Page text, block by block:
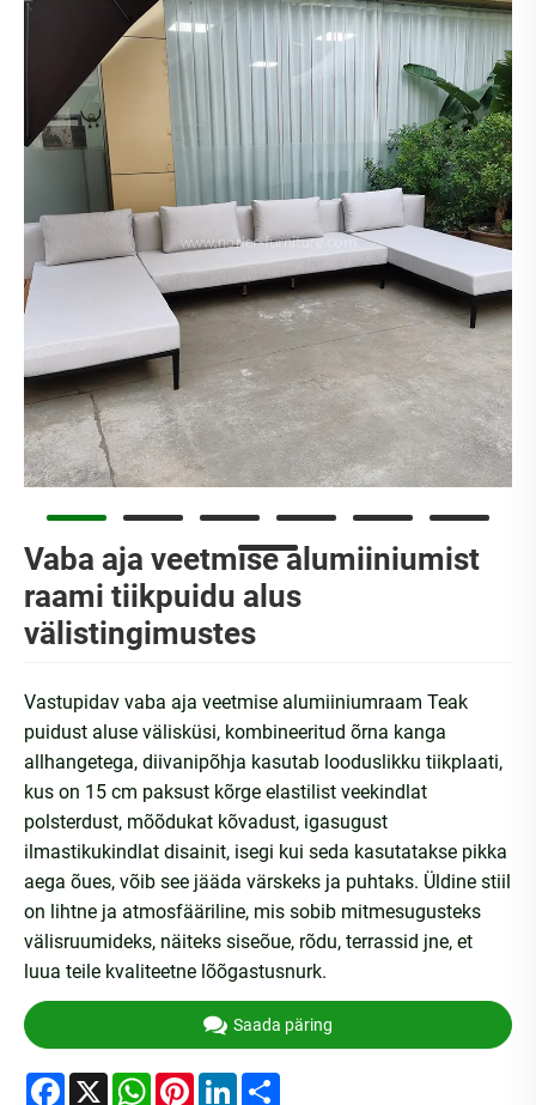
Vaba aja veetmise alumiiniumist
raami tiikpuidu alus
välistingimustes
Vastupidav vaba aja veetmise alumiiniumraam Teak
puidust aluse välisküsi, kombineeritud õrna kanga
allhangetega, diivanipõhja kasutab looduslikku tiikplaati,
kus on 15 cm paksust kõrge elastilist veekindlat
polsterdust, mõõdukat kõvadust, igasugust
ilmastikukindlat disainit, isegi kui seda kasutatakse pikka
aega õues, võib see jääda värskeks ja puhtaks. Üldine stiil
on lihtne ja atmosfääriline, mis sobib mitmesugusteks
välisruumideks, näiteks siseõue, rõdu, terrassid jne, et
luua teile kvaliteetne lõõgastusnurk.
Saada päring
Facebook
X WhatsApp
PinterestLinkedIn